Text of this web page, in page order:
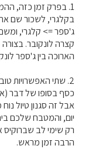
1. בפרק זמן כזה,
בקלגרי, לשכור שם
ג'ספר => קלגרי,
קצרה לונקובר.
הארוכה בין ג'ספר
2. שתי האפשרויות
כסף בסופו של דבר
אבל זה סגנון טיול
יום, והמטבח שלכם
רק שימי לב שברוקיס
הרבה זמן מראש.